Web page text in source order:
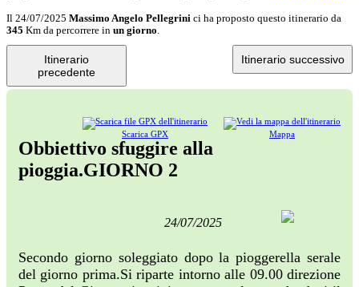
Il 24/07/2025 Massimo Angelo Pellegrini ci ha proposto questo itinerario da
345 Km da percorrere in un giorno.
Itinerario
precedente
Itinerario successivo
Mappa
Scarica GPX
Obbiettivo sfuggire alla
pioggia.GIORNO 2
24/07/2025
Secondo giorno soleggiato dopo la pioggerella serale
del giorno prima.Si riparte intorno alle 09.00 direzione